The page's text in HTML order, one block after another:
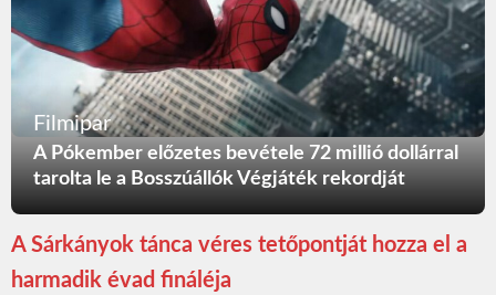
Filmipar
A Pókember előzetes bevétele 72 millió dollárral
tarolta le a Bosszúállók Végjáték rekordját
A Sárkányok tánca véres tetőpontját hozza el a
harmadik évad fináléja